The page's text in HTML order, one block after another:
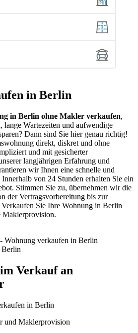
in Berlin
in Berlin ohne Makler verkaufen,
lange Wartezeiten und aufwendige
Dann sind Sie hier genau richtig!
direkt, diskret und ohne
und mit gesicherter
langjährigen Erfahrung und
wir Ihnen eine schnelle und
von 24 Stunden erhalten Sie ein
Stimmen Sie zu, übernehmen wir die
der Vertragsvorbereitung bis zur
Sie Ihre Wohnung in Berlin
Maklerprovision.
Verkauf an
und Maklerprovision